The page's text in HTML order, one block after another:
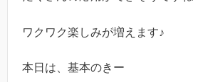
ワクワク楽しみが増えます♪
本日は、基本のきー